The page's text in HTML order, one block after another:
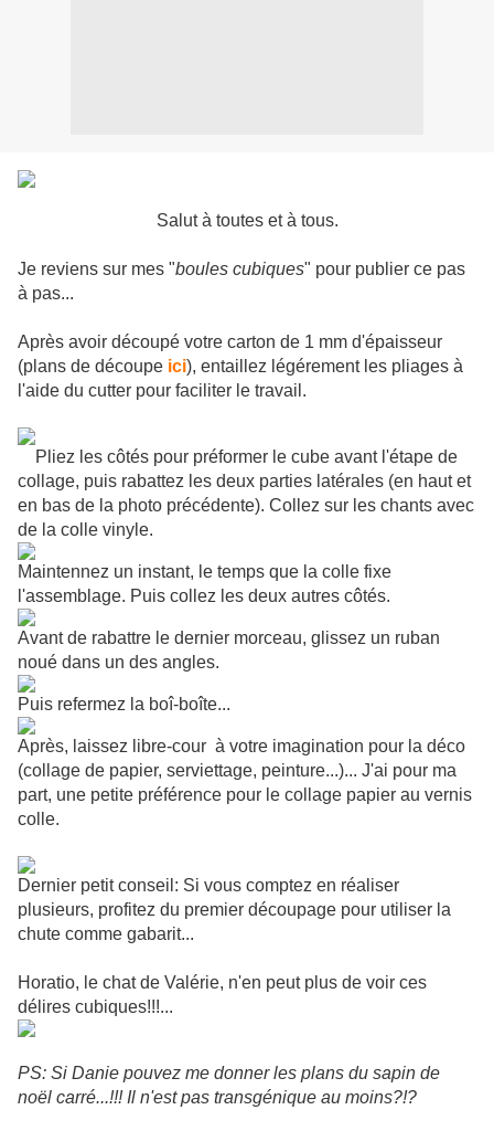
Salut à toutes et à tous.
Je reviens sur mes "boules cubiques" pour publier ce pas
à pas...
Après avoir découpé votre carton de 1 mm d'épaisseur
(plans de découpe ici), entaillez légérement les pliages à
l'aide du cutter pour faciliter le travail.
Pliez les côtés pour préformer le cube avant l'étape de
collage, puis rabattez les deux parties latérales (en haut et
en bas de la photo précédente). Collez sur les chants avec
de la colle vinyle.
Maintennez un instant, le temps que la colle fixe
l'assemblage. Puis collez les deux autres côtés.
Avant de rabattre le dernier morceau, glissez un ruban
noué dans un des angles.
Puis refermez la boî-boîte...
Après, laissez libre-cour à votre imagination pour la déco
(collage de papier, serviettage, peinture...)... J'ai pour ma
part, une petite préférence pour le collage papier au vernis
colle.
Dernier petit conseil: Si vous comptez en réaliser
plusieurs, profitez du premier découpage pour utiliser la
chute comme gabarit...
Horatio, le chat de Valérie, n'en peut plus de voir ces
délires cubiques!!!...
PS: Si Danie pouvez me donner les plans du sapin de
noël carré...!!! Il n'est pas transgénique au moins?!?